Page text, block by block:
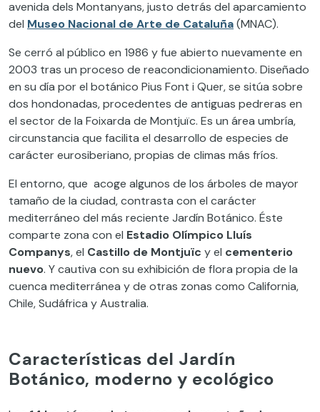
avenida dels Montanyans, justo detrás del aparcamiento
del Museo Nacional de Arte de Cataluña(MNAC).
Se cerró al público en 1986 y fue abierto nuevamente en
2003 tras un proceso de reacondicionamiento. Diseñado
en su día por el botánico Pius Font i Quer, se sitúa sobre
dos hondonadas, procedentes de antiguas pedreras en
el sector de la Foixarda de Montjuïc. Es un área umbría,
circunstancia que facilita el desarrollo de especies de
carácter eurosiberiano, propias de climas más fríos.
El entorno, que acoge algunos de los árboles de mayor
tamaño de la ciudad, contrasta con el carácter
mediterráneo del más reciente Jardín Botánico. Éste
comparte zona con el Estadio Olímpico Lluís
Companys, el Castillo de Montjuïc y el cementerio
nuevo. Y cautiva con su exhibición de flora propia de la
cuenca mediterránea y de otras zonas como California,
Chile, Sudáfrica y Australia.
Características del Jardín
Botánico, moderno y ecológico